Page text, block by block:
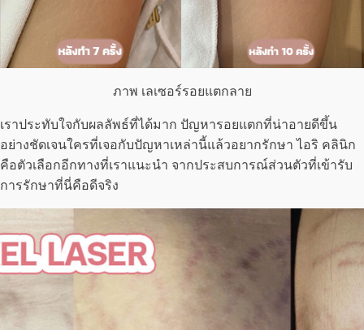
ภาพ เลเซอร์รอยแตกลาย
เราประทับใจกับผลลัพธ์ที่ได้มาก ปัญหารอยแตกที่น่าอายดีขึ้น
อย่างชัดเจนใครที่เจอกับปัญหาเหล่านี้แล้วอยากรักษา ไอริ คลินิก
คือตัวเลือกอีกทางที่เราแนะนำ จากประสบการณ์ส่วนตัวที่เข้ารับ
การรักษาที่นี่คือดีจริง